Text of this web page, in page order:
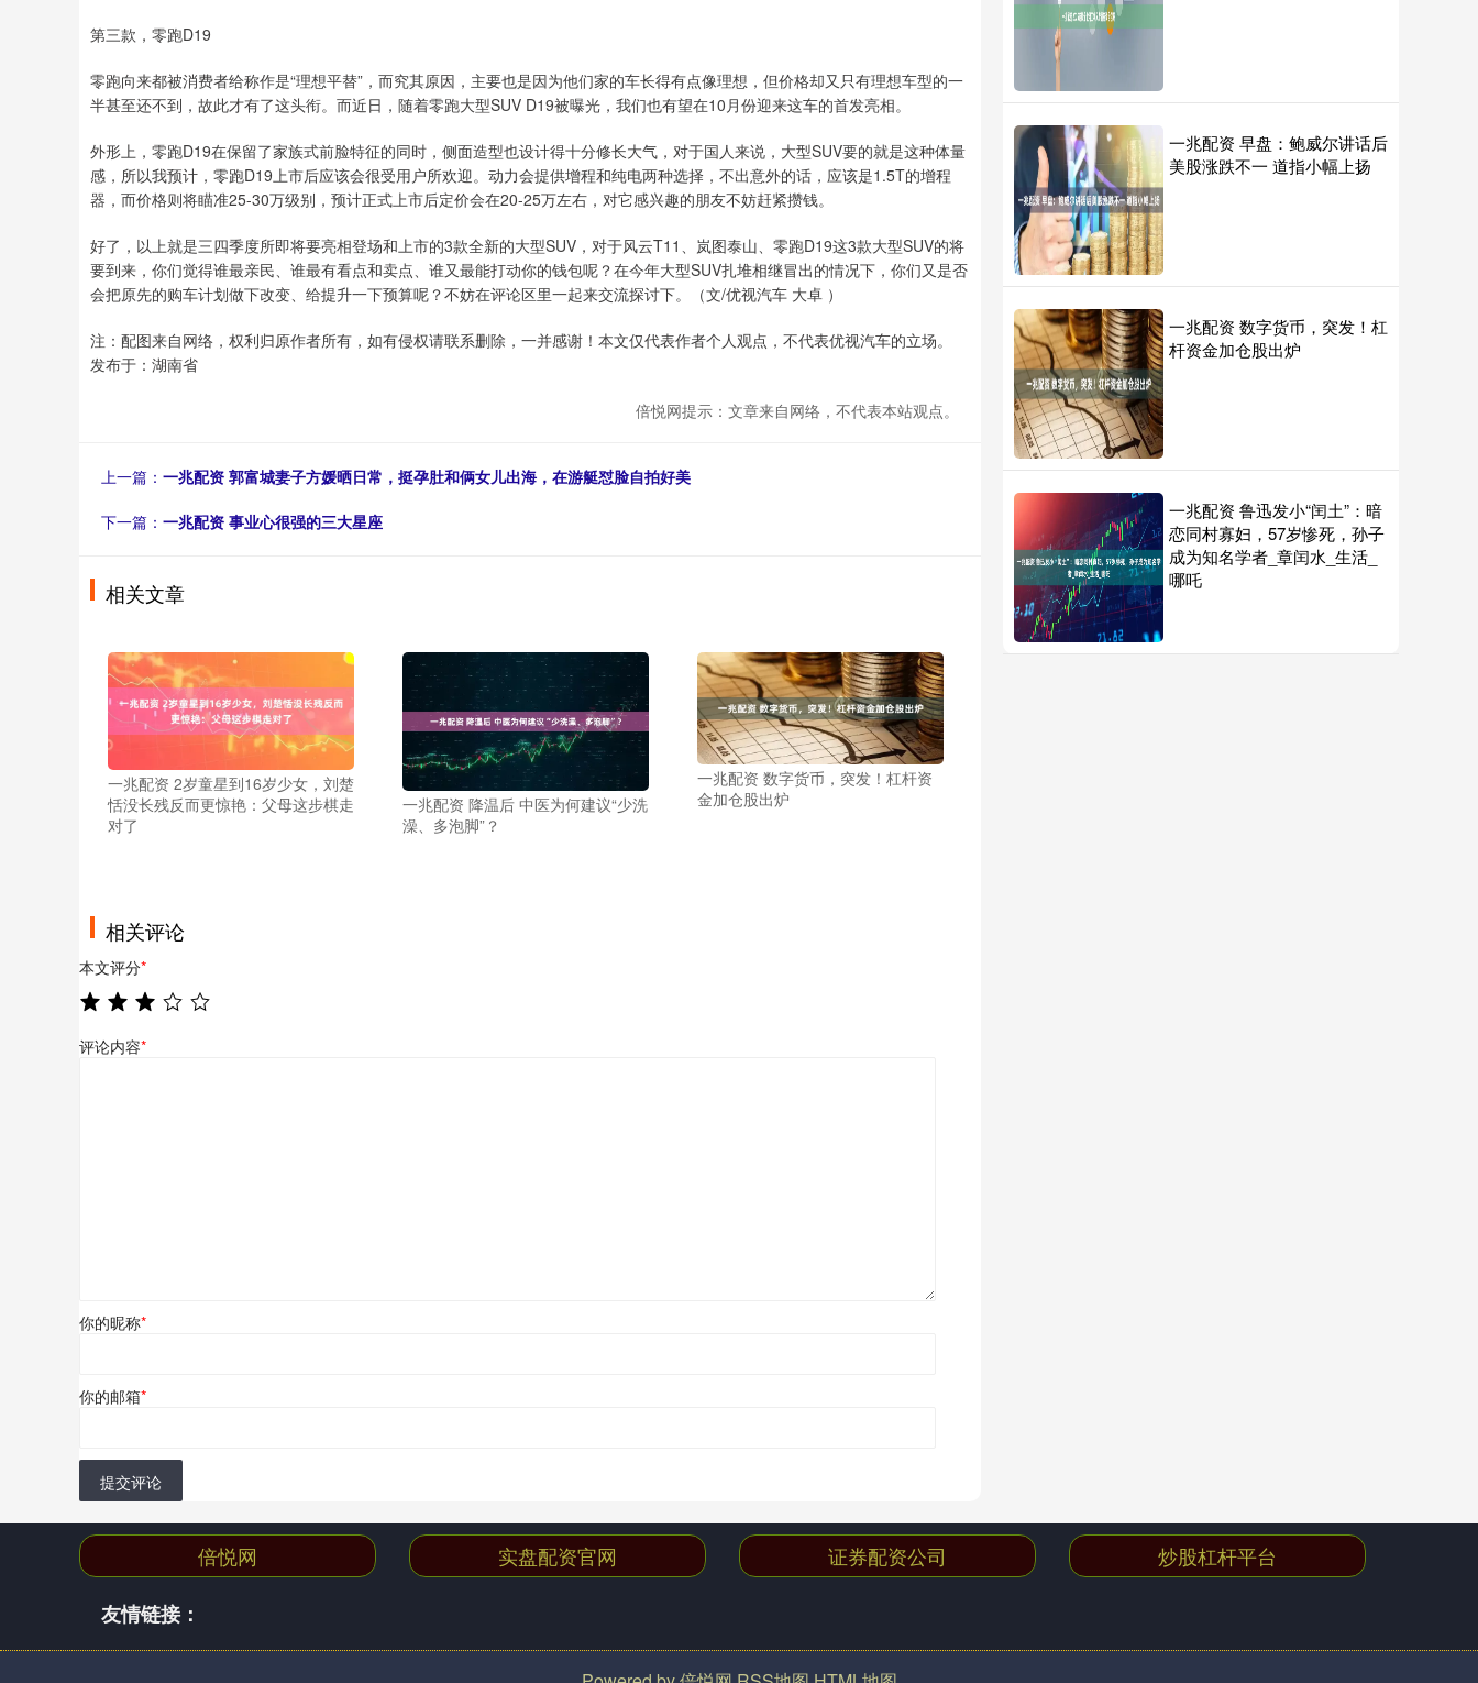
第三款，零跑D19
零跑向来都被消费者给称作是“理想平替”，而究其原因，主要也是因为他们家的车长得有点像理想，但价格却又只有理想车型的一
半甚至还不到，故此才有了这头衔。而近日，随着零跑大型SUV D19被曝光，我们也有望在10月份迎来这车的首发亮相。
外形上，零跑D19在保留了家族式前脸特征的同时，侧面造型也设计得十分修长大气，对于国人来说，大型SUV要的就是这种体量
感，所以我预计，零跑D19上市后应该会很受用户所欢迎。动力会提供增程和纯电两种选择，不出意外的话，应该是1.5T的增程
器，而价格则将瞄准25-30万级别，预计正式上市后定价会在20-25万左右，对它感兴趣的朋友不妨赶紧攒钱。
好了，以上就是三四季度所即将要亮相登场和上市的3款全新的大型SUV，对于风云T11、岚图泰山、零跑D19这3款大型SUV的将
要到来，你们觉得谁最亲民、谁最有看点和卖点、谁又最能打动你的钱包呢？在今年大型SUV扎堆相继冒出的情况下，你们又是否
会把原先的购车计划做下改变、给提升一下预算呢？不妨在评论区里一起来交流探讨下。（文/优视汽车 大卓 ）
注：配图来自网络，权利归原作者所有，如有侵权请联系删除，一并感谢！本文仅代表作者个人观点，不代表优视汽车的立场。
发布于：湖南省
倍悦网提示：文章来自网络，不代表本站观点。
上一篇： 一兆配资 郭富城妻子方媛晒日常，挺孕肚和俩女儿出海，在游艇怼脸自拍好美
下一篇： 一兆配资 事业心很强的三大星座
相关文章
一兆配资 2岁童星到16岁少女，刘楚
恬没长残反而更惊艳：父母这步棋走
对了
一兆配资 降温后 中医为何建议“少洗
澡、多泡脚”？
一兆配资 数字货币，突发！杠杆资
金加仓股出炉
相关评论
本文评分*
评论内容*
你的昵称*
你的邮箱*
提交评论
一兆配资 早盘：鲍威尔讲话后
美股涨跌不一 道指小幅上扬
一兆配资 数字货币，突发！杠
杆资金加仓股出炉
一兆配资 鲁迅发小“闰土”：暗
恋同村寡妇，57岁惨死，孙子
成为知名学者_章闰水_生活_
哪吒
倍悦网 实盘配资官网 证券配资公司 炒股杠杆平台
友情链接：